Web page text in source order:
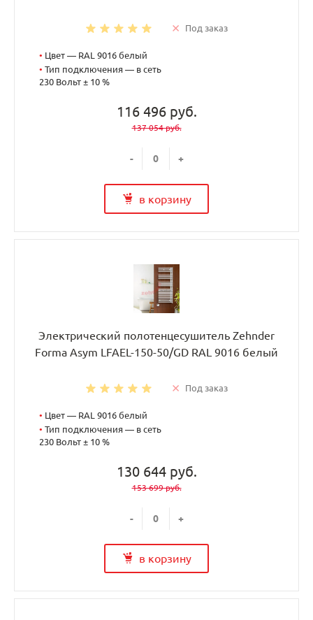
Под заказ
• Цвет — RAL 9016 белый
• Тип подключения — в сеть
230 Вольт ± 10 %
116 496 руб.
137 054 руб.
- +
в корзину
Электрический полотенцесушитель Zehnder
Forma Asym LFAEL-150-50/GD RAL 9016 белый
Под заказ
• Цвет — RAL 9016 белый
• Тип подключения — в сеть
230 Вольт ± 10 %
130 644 руб.
153 699 руб.
- +
в корзину